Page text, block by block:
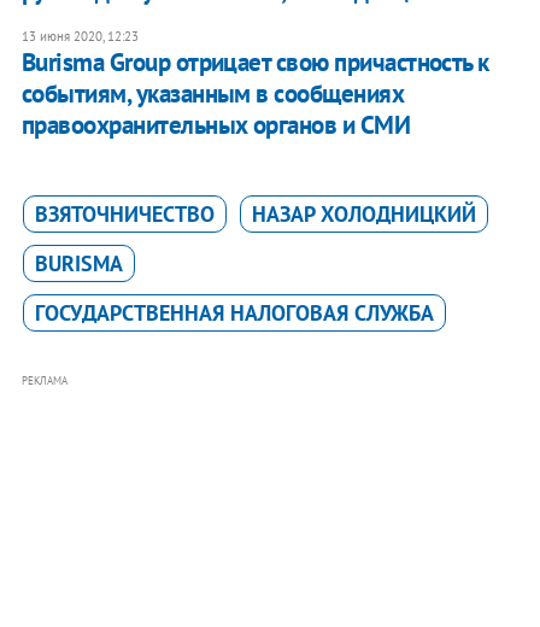
13 июня 2020, 12:23
Burisma Group отрицает свою причастность к
событиям, указанным в сообщениях
правоохранительных органов и СМИ
ВЗЯТОЧНИЧЕСТВО
НАЗАР ХОЛОДНИЦКИЙ
BURISMA
ГОСУДАРСТВЕННАЯ НАЛОГОВАЯ СЛУЖБА
РЕКЛАМА